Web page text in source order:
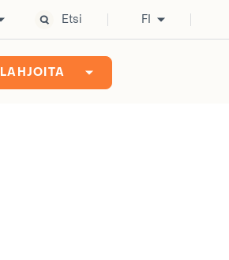
Etsi FI
LAHJOITA